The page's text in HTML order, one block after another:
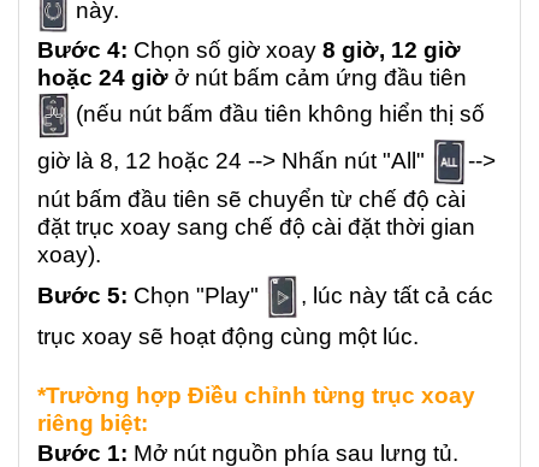
này.
Bước 4: Chọn số giờ xoay 8 giờ, 12 giờ
hoặc 24 giờ ở nút bấm cảm ứng đầu tiên
(nếu nút bấm đầu tiên không hiển thị số
giờ là 8, 12 hoặc 24 --> Nhấn nút "All"
-->
nút bấm đầu tiên sẽ chuyển từ chế độ cài
đặt trục xoay sang chế độ cài đặt thời gian
xoay).
Bước 5: Chọn "Play"
, lúc này tất cả các
trục xoay sẽ hoạt động cùng một lúc.
*Trường hợp Điều chỉnh từng trục xoay
riêng biệt:
Bước 1: Mở nút nguồn phía sau lưng tủ.